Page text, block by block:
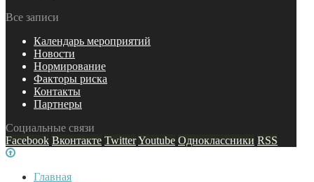
Все записи
Календарь мероприятий
Новости
Нормирование
Факторы риска
Контакты
Партнеры
Социальные связи
Facebook Вконтакте TwitterYoutube Одноклассники RSS
Главная